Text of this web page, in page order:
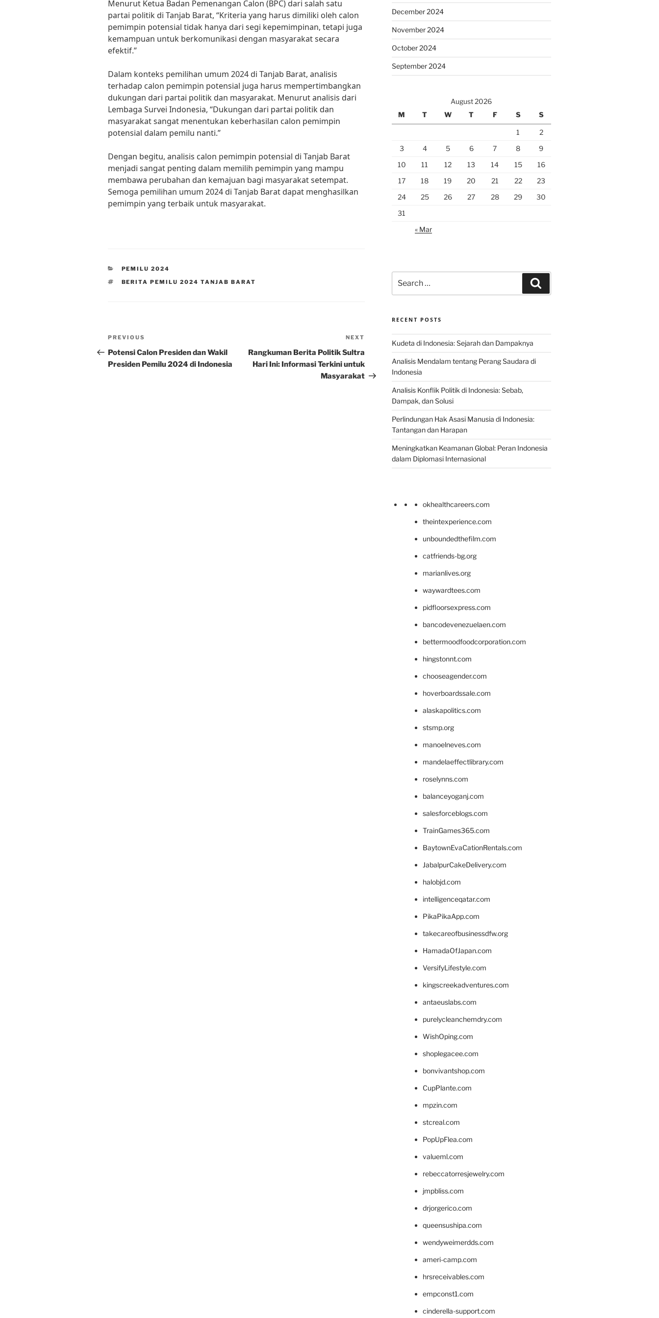
Menurut Ketua Badan Pemenangan Calon (BPC) dari salah satu
partai politik di Tanjab Barat, “Kriteria yang harus dimiliki oleh calon
pemimpin potensial tidak hanya dari segi kepemimpinan, tetapi juga
kemampuan untuk berkomunikasi dengan masyarakat secara
efektif.”
Dalam konteks pemilihan umum 2024 di Tanjab Barat, analisis
terhadap calon pemimpin potensial juga harus mempertimbangkan
dukungan dari partai politik dan masyarakat. Menurut analisis dari
Lembaga Survei Indonesia, “Dukungan dari partai politik dan
masyarakat sangat menentukan keberhasilan calon pemimpin
potensial dalam pemilu nanti.”
Dengan begitu, analisis calon pemimpin potensial di Tanjab Barat
menjadi sangat penting dalam memilih pemimpin yang mampu
membawa perubahan dan kemajuan bagi masyarakat setempat.
Semoga pemilihan umum 2024 di Tanjab Barat dapat menghasilkan
pemimpin yang terbaik untuk masyarakat.
CATEGORIES
PEMILU 2024
TAGS
BERITA PEMILU 2024 TANJAB BARAT
Post
navigation
Previous
Post
PREVIOUS
Potensi Calon Presiden dan Wakil
Presiden Pemilu 2024 di Indonesia
NEXT
Rangkuman Berita Politik Sultra
Hari Ini: Informasi Terkini untuk
Masyarakat
December 2024
November 2024
October 2024
September 2024
August 2026
M
T W T F S S
1
2
3
4 5 6 7 8
9
10
11 12 13 14 15
16
17
18 19 20 21 22
23
24
25 26 27 28 29
30
31
« Mar
for:
RECENT POSTS
Kudeta di Indonesia: Sejarah dan Dampaknya
Analisis Mendalam tentang Perang Saudara di
Indonesia
Analisis Konflik Politik di Indonesia: Sebab,
Dampak, dan Solusi
Perlindungan Hak Asasi Manusia di Indonesia:
Tantangan dan Harapan
Meningkatkan Keamanan Global: Peran Indonesia
dalam Diplomasi Internasional
okhealthcareers.com
theintexperience.com
unboundedthefilm.com
catfriends-bg.org
marianlives.org
waywardtees.com
pidfloorsexpress.com
bancodevenezuelaen.com
bettermoodfoodcorporation.com
hingstonnt.com
chooseagender.com
hoverboardssale.com
alaskapolitics.com
stsmp.org
manoelneves.com
mandelaeffectlibrary.com
roselynns.com
balanceyoganj.com
salesforceblogs.com
TrainGames365.com
BaytownEvaCationRentals.com
JabalpurCakeDelivery.com
halobjd.com
intelligenceqatar.com
PikaPikaApp.com
takecareofbusinessdfw.org
HamadaOfJapan.com
VersifyLifestyle.com
kingscreekadventures.com
antaeuslabs.com
purelycleanchemdry.com
WishOping.com
shoplegacee.com
bonvivantshop.com
CupPlante.com
mpzin.com
stcreal.com
PopUpFlea.com
valueml.com
rebeccatorresjewelry.com
jmpbliss.com
drjorgerico.com
queensushipa.com
wendyweimerdds.com
ameri-camp.com
hrsreceivables.com
empconst1.com
cinderella-support.com